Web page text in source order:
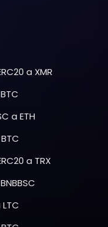
a XMR
BTC
a ETH
BTC
a TRX
BNBBSC
LTC